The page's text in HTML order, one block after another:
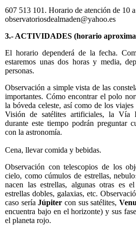
607 513 101. Horario de atención de 10
observatoriosdealmaden@yahoo.es
3.- ACTIVIDADES (horario
El horario dependerá de la fecha.
estaremos unas dos horas y media,
personas.
Observación a simple vista de las
importantes. Cómo encontrar el polo
la bóveda celeste, así como de los
Visión de satélites artificiales, la Vía
durante este tiempo podrán preguntar
con la astronomía.
Cena, llevar comida y bebidas.
Observación con telescopios de los
cielo, como cúmulos de estrellas,
nacen las estrellas, algunas otras es
estrellas dobles, galaxias, etc.
caso seríaJúpiter con sus satélites,
encuentra bajo en el horizonte) y sus
el planeta rojo.